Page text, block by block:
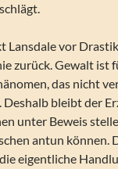
Lansdale vor
zurück. Gewalt ist
das nicht
bleibt der
unter Beweis
antun können.
eigentliche